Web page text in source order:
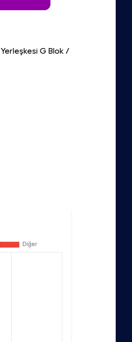
G Blok /